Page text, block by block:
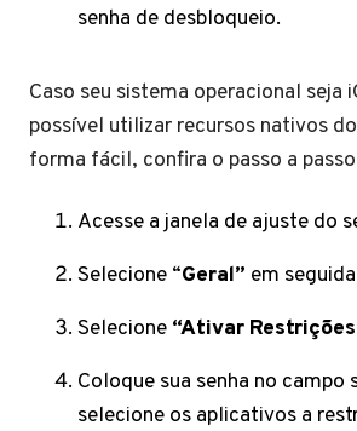
senha de desbloqueio.
Caso seu sistema operacional seja
possível utilizar recursos nativos
forma fácil, confira o passo a
Acesse a janela de ajuste do
Selecione “Geral” em
Selecione “Ativar
Coloque sua senha no campo
selecione os aplicativos a